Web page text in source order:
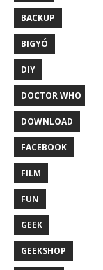
BACKUP
BIGYÓ
DIY
DOCTOR WHO
DOWNLOAD
FACEBOOK
FILM
FUN
GEEK
GEEKSHOP